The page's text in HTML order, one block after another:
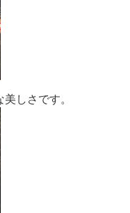
しさです。